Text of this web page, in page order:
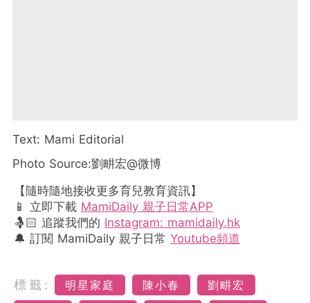
Text: Mami Editorial
Photo Source:劉畊宏@微博
【隨時隨地接收更多育兒教育資訊】
📱 立即下載 MamiDaily 親子日常APP
🤱🏻 追蹤我們的 Instagram: mamidaily.hk
🔔 訂閱 MamiDaily 親子日常 Youtube頻道
標籤: 明星家庭 陳小春
劉畊宏